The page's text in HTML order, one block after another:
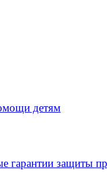
детям
гарантии защиты